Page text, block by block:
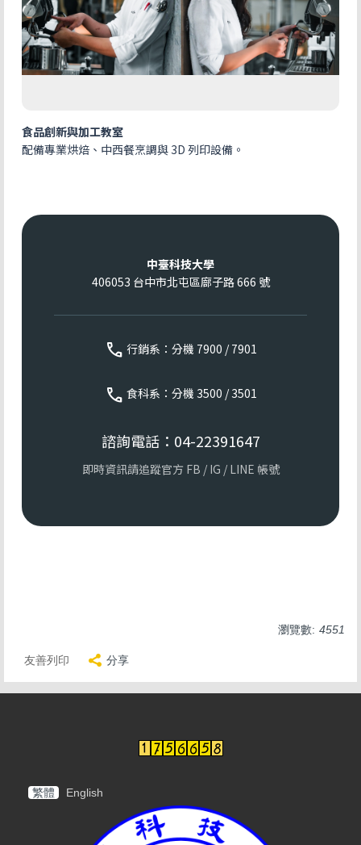
食品創新與加工教室
配備專業烘焙、中西餐烹調與 3D 列印設備。
中臺科技大學
406053 台中市北屯區廍子路 666 號
call 行銷系：分機 7900 / 7901
call 食科系：分機 3500 / 3501
諮詢電話：04-22391647
即時資訊請追蹤官方 FB / IG / LINE 帳號
瀏覽數: 4551
友善列印 分享
繁體 English